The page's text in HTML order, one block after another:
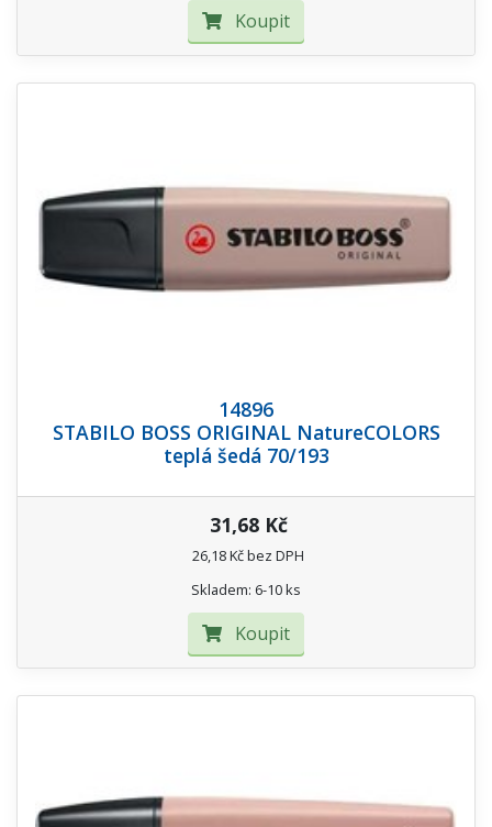
Koupit
14896
STABILO BOSS ORIGINAL NatureCOLORS
teplá šedá 70/193
31,68 Kč
26,18 Kč bez DPH
Skladem: 6-10 ks
Koupit